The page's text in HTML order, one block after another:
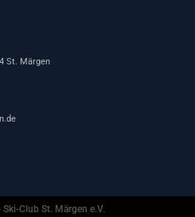
St. Märgen
Club St. Märgen e.V.